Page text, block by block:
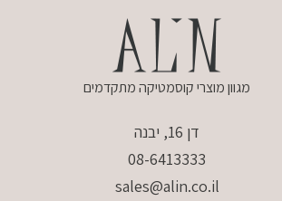
מגוון מוצרי קוסמטיקה מתקדמים
דן 16, יבנה
08-6413333
sales@alin.co.il